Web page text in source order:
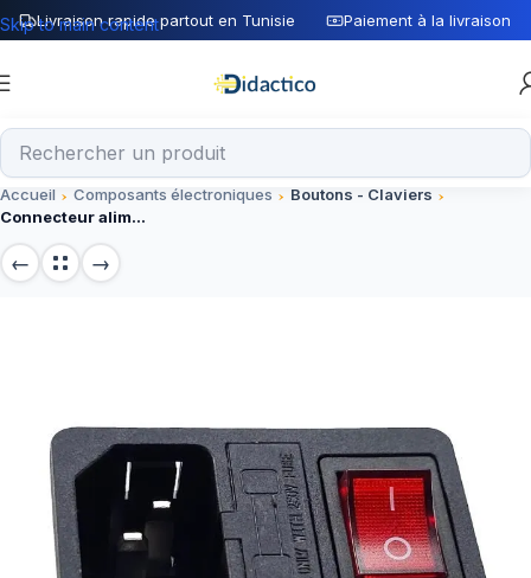
Livraison rapide partout en Tunisie Paiement à la livraison
Skip to main content
Accueil Composants électroniques
Boutons - Claviers
Connecteur alimentation 2P+T Male + Fusible + Interrupteur pour montage sur panneau